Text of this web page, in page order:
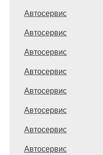
Автосервис
Автосервис
Автосервис
Автосервис
Автосервис
Автосервис
Автосервис
Автосервис